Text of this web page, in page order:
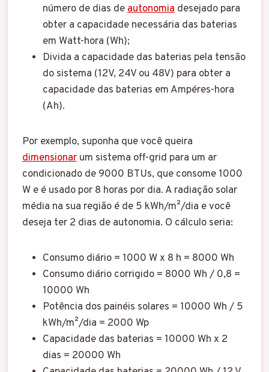
número de dias deautonomiadesejado para
obter a capacidade necessária das baterias
em Watt-hora (Wh);
Divida a capacidade das baterias pela tensão
do sistema (12V, 24V ou 48V) para obter a
capacidade das baterias em Ampéres-hora
(Ah).
Por exemplo, suponha que você queira
dimensionarum sistema off-grid para um ar
condicionado de 9000 BTUs, que consome 1000
W e é usado por 8 horas por dia. A radiação solar
média na sua região é de 5 kWh/m²/dia e você
deseja ter 2 dias de autonomia. O cálculo seria:
Consumo diário = 1000 W x 8 h = 8000 Wh
Consumo diário corrigido = 8000 Wh / 0,8 =
10000 Wh
Potência dos painéis solares = 10000 Wh / 5
kWh/m²/dia = 2000 Wp
Capacidade das baterias = 10000 Wh x 2
dias = 20000 Wh